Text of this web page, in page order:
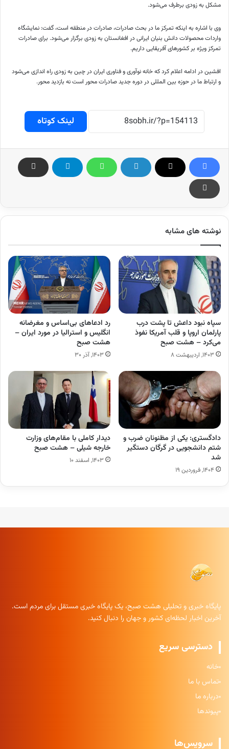
مشکل به زودی برطرف می‌شود.
وی با اشاره به اینکه تمرکز ما در بحث صادرات، صادرات در منطقه است، گفت: نمایشگاه
واردات محصولات دانش بنیان ایرانی در افغانستان به زودی برگزار می‌شود. برای صادرات
تمرکز ویژه بر کشور‌های آفریقایی داریم.
افشین در ادامه اعلام کرد که خانه نوآوری و فناوری ایران در چین به زودی راه اندازی می‌شود
و ارتباط ما در حوزه بین المللی در دوره جدید صادرات محور است نه بازدید محور.
لینک کوتاه
نوشته های مشابه
سپاه نبود داعش تا پشت درب
پارلمان اروپا و قلب آمریکا نفوذ
می‌کرد – هشت صبح
۱۴۰۳, اردیبهشت ۸
رد ادعاهای بی‌اساس و مغرضانه
انگلیس و استرالیا در مورد ایران –
هشت صبح
۱۴۰۳, آذر ۳۰
دادگستری: یکی از مظنونان ضرب و
شتم دانشجویی در گرگان دستگیر
شد
۱۴۰۴, فروردین ۱۹
دیدار کاملی با مقام‌های وزارت
خارجه شیلی – هشت صبح
۱۴۰۳, اسفند ۱۰
پایگاه خبری و تحلیلی هشت صبح، یک پایگاه خبری مستقل برای مردم است.
آخرین اخبار لحظه‌ای کشور و جهان را دنبال کنید.
دسترسی سریع
خانه
تماس با ما
درباره ما
پیوندها
سرویس‌ها